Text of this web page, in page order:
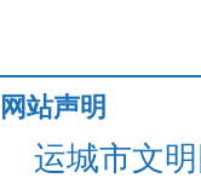
网站声明
运城市文